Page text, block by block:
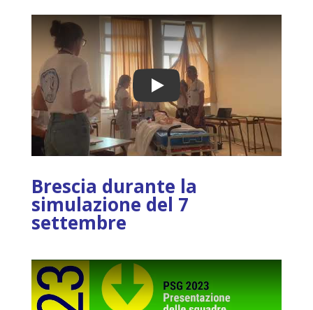
Play
Brescia durante la
simulazione del 7
settembre